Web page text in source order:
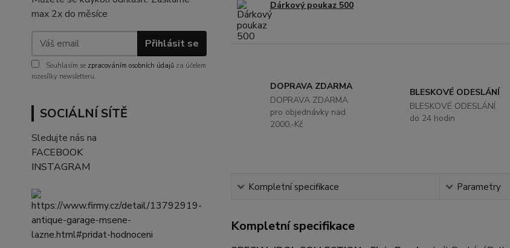
max 2x do měsíce
Přihlásit se
Souhlasím se zpracováním osobních údajů za účelem
rozesílky newsletteru.
SOCIÁLNÍ SÍTĚ
Sledujte nás na
FACEBOOK
INSTAGRAM
Dárkový poukaz 500
DOPRAVA ZDARMA
DOPRAVA ZDARMA
pro objednávky nad
2000,-Kč
BLESKOVÉ ODESLÁNÍ
BLESKOVÉ ODESLÁNÍ
do 24 hodin
Kompletní specifikace Parametry
Kompletní specifikace